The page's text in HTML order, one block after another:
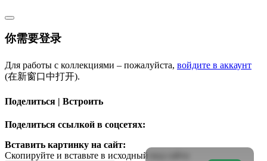
你需要登录
Для работы с коллекциями – пожалуйста, войдите в аккаунт
(在新窗口中打开).
Поделиться | Встроить
Поделиться ссылкой в соцсетях:
Вставить картинку на сайт:
Скопируйте и вставьте в исходный код сайта